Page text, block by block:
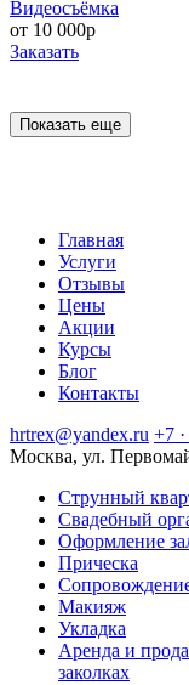
Видеосъёмка
от 10 000р
Заказать
Показать еще
Главная
Услуги
Отзывы
Цены
Акции
Курсы
Блог
Контакты
hrtrex@yandex.ru +7
Москва, ул.
Струнный
Свадебный
Оформление
Прическа
Макияж
Укладка
Аренда и
заколках